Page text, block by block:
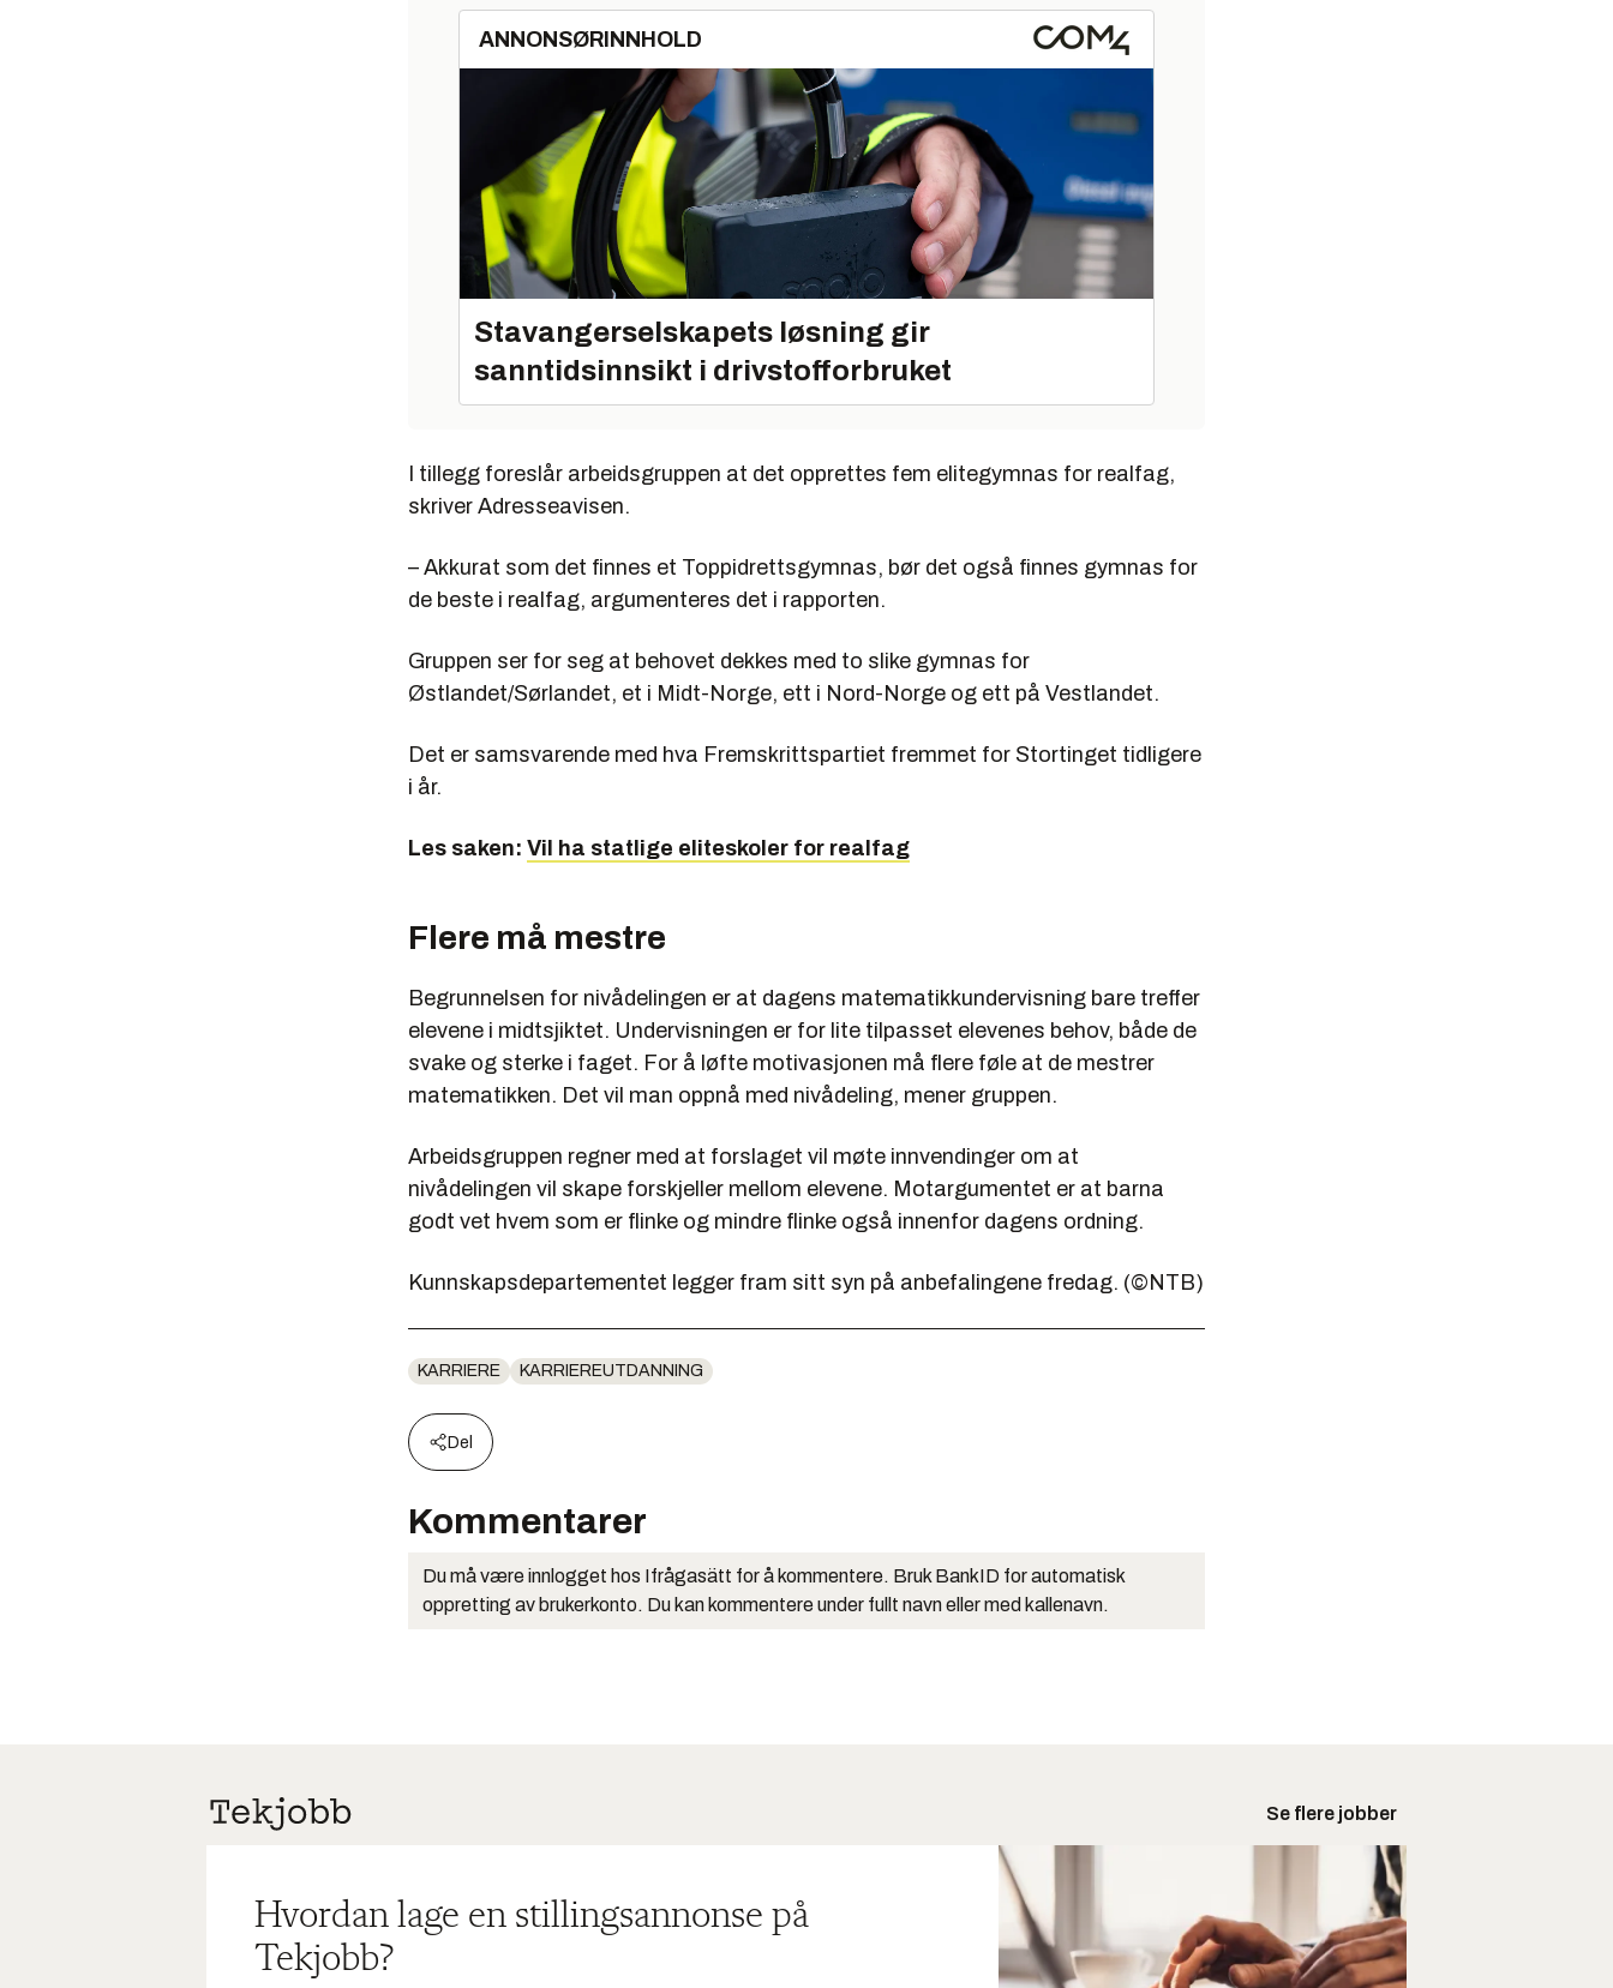
ANNONSØRINNHOLD
Stavangerselskapets løsning gir
sanntidsinnsikt i drivstofforbruket
I tillegg foreslår arbeidsgruppen at det opprettes fem elitegymnas for realfag,
skriver Adresseavisen.
– Akkurat som det finnes et Toppidrettsgymnas, bør det også finnes gymnas for
de beste i realfag, argumenteres det i rapporten.
Gruppen ser for seg at behovet dekkes med to slike gymnas for
Østlandet/Sørlandet, et i Midt-Norge, ett i Nord-Norge og ett på Vestlandet.
Det er samsvarende med hva Fremskrittspartiet fremmet for Stortinget tidligere
i år.
Les saken: Vil ha statlige eliteskoler for realfag
Flere må mestre
Begrunnelsen for nivådelingen er at dagens matematikkundervisning bare treffer
elevene i midtsjiktet. Undervisningen er for lite tilpasset elevenes behov, både de
svake og sterke i faget. For å løfte motivasjonen må flere føle at de mestrer
matematikken. Det vil man oppnå med nivådeling, mener gruppen.
Arbeidsgruppen regner med at forslaget vil møte innvendinger om at
nivådelingen vil skape forskjeller mellom elevene. Motargumentet er at barna
godt vet hvem som er flinke og mindre flinke også innenfor dagens ordning.
Kunnskapsdepartementet legger fram sitt syn på anbefalingene fredag. (©NTB)
KARRIERE KARRIEREUTDANNING
Del
Kommentarer
Du må være innlogget hos Ifrågasätt for å kommentere. Bruk BankID for automatisk
oppretting av brukerkonto. Du kan kommentere under fullt navn eller med kallenavn.
Se flere jobber
Hvordan lage en stillingsannonse på
Tekjobb?